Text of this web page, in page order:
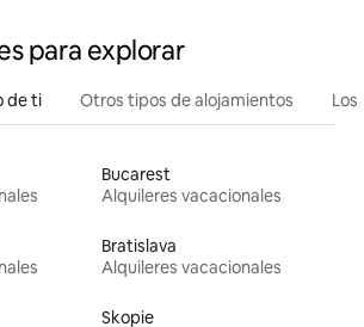
para explorar
de ti Otros tipos de alojamientos
Bucarest
Alquileres vacacionales
Bratislava
Alquileres vacacionales
Skopie